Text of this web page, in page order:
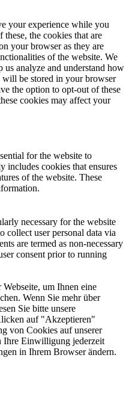
your experience while you
the cookies that are
your browser as they are
of the website. We
us analyze and understand how
will be stored in your browser
the option to opt-out of these
cookies may affect your
for the website to
includes cookies that ensures
of the website. These
necessary for the website
collect user personal data via
are termed as non-necessary
consent prior to running
um Ihnen eine
Wenn Sie mehr über
Sie bitte unsere
auf "Akzeptieren"
von Cookies auf unserer
Ihre Einwilligung jederzeit
in Ihrem Browser ändern.